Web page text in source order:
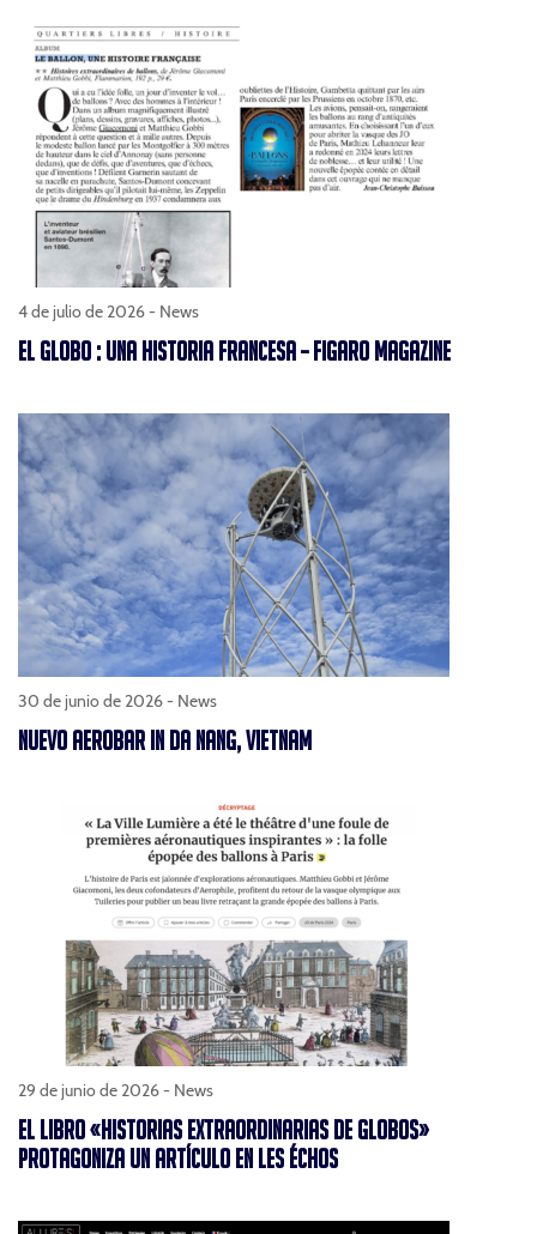
4 de julio de 2026 - News
EL GLOBO : UNA HISTORIA FRANCESA – FIGARO MAGAZINE
30 de junio de 2026 - News
NUEVO AEROBAR IN DA NANG, VIETNAM
29 de junio de 2026 - News
EL LIBRO «HISTORIAS EXTRAORDINARIAS DE GLOBOS»
PROTAGONIZA UN ARTÍCULO EN LES ÉCHOS